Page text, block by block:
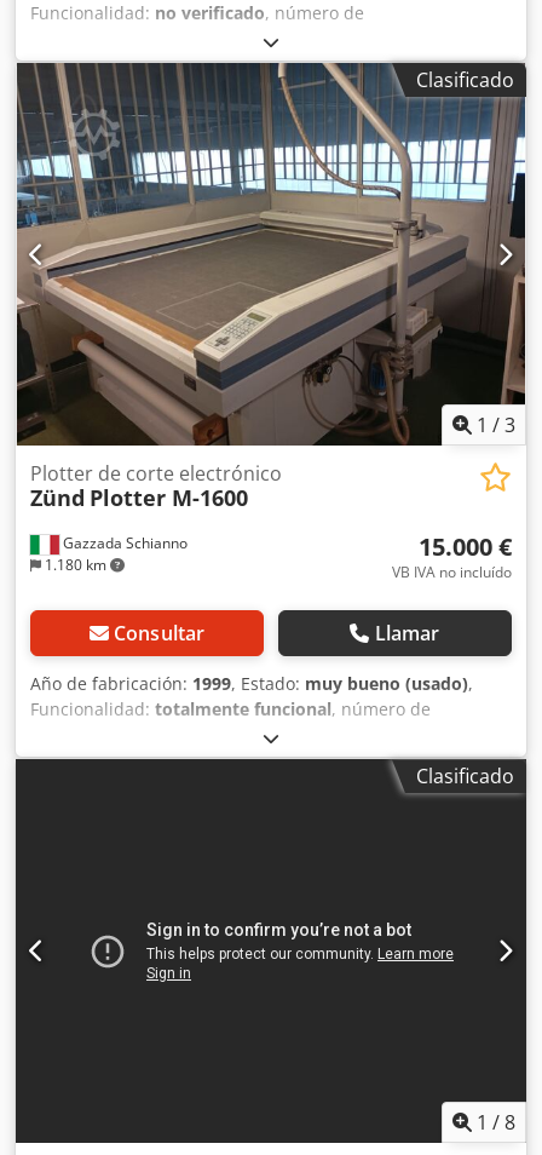
Funcionalidad: no verificado, número de
, peso total:
combustible:eléctrico, color:blanco, PSA HSA2500:
máquina semiautomática para el corte de tubos de cartón
Funciones: Inserción manual del tubo Tensado automático
Avanzado automático Medición automática de la longitud
Proceso de corte automático Controlador lógico
programable (PLC) con pantalla Almacenamiento de hasta
50 longitudes de tubo diferentes y 3 cantidades de piezas
Cedpsy Nyb Tsfx Aaxerf Apta para: Tubos de papel Tubos
de plástico
Clasificado
1 /3
Gazzada Schianno
1.180 km
Plotter de corte electrónico
Zünd Plotter M-1600
15.000 €
VB IVA no incluído
Consultar Llamar
Año de fabricación: 1999, Estado: muy bueno (usado),
Funcionalidad: totalmente funcional, número de
, Plotter/cortadora para la
creación de proyectos de diseño de embalajes, completa
con servidor y software CAD (ARTIOSCAD). Área de trabajo:
Clasificado
1 /8